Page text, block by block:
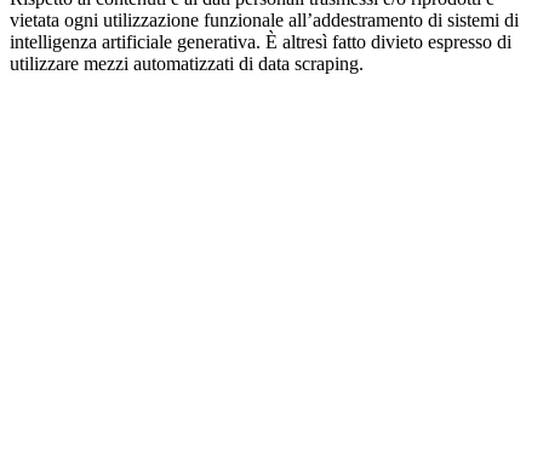
vietata ogni utilizzazione funzionale all’addestramento di sistemi di
intelligenza artificiale generativa. È altresì fatto divieto espresso di
utilizzare mezzi automatizzati di data scraping.